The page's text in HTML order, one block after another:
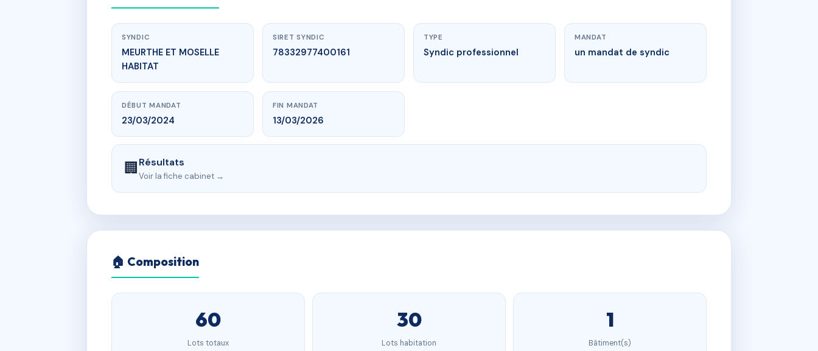
SYNDIC
MEURTHE ET MOSELLE
HABITAT
SIRET SYNDIC
78332977400161
TYPE
Syndic professionnel
MANDAT
un mandat de syndic
DÉBUT MANDAT
23/03/2024
FIN MANDAT
13/03/2026
🏢Résultats
Voir la fiche cabinet →
🏠 Composition
60
Lots totaux
30
Lots habitation
1
Bâtiment(s)